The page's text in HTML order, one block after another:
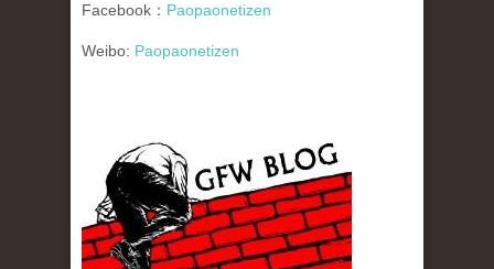
Facebook： Paopaonetizen
Weibo: Paopaonetizen
gfw_blog_small.jpg